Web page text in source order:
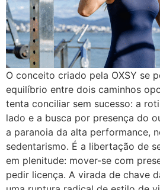
O conceito criado pela OXSY se
equilíbrio entre dois caminhos
tenta conciliar sem sucesso: a
lado e a busca por presença do
a paranoia da alta performance,
sedentarismo. É a libertação de
em plenitude: mover-se com
pedir licença. A virada de chave